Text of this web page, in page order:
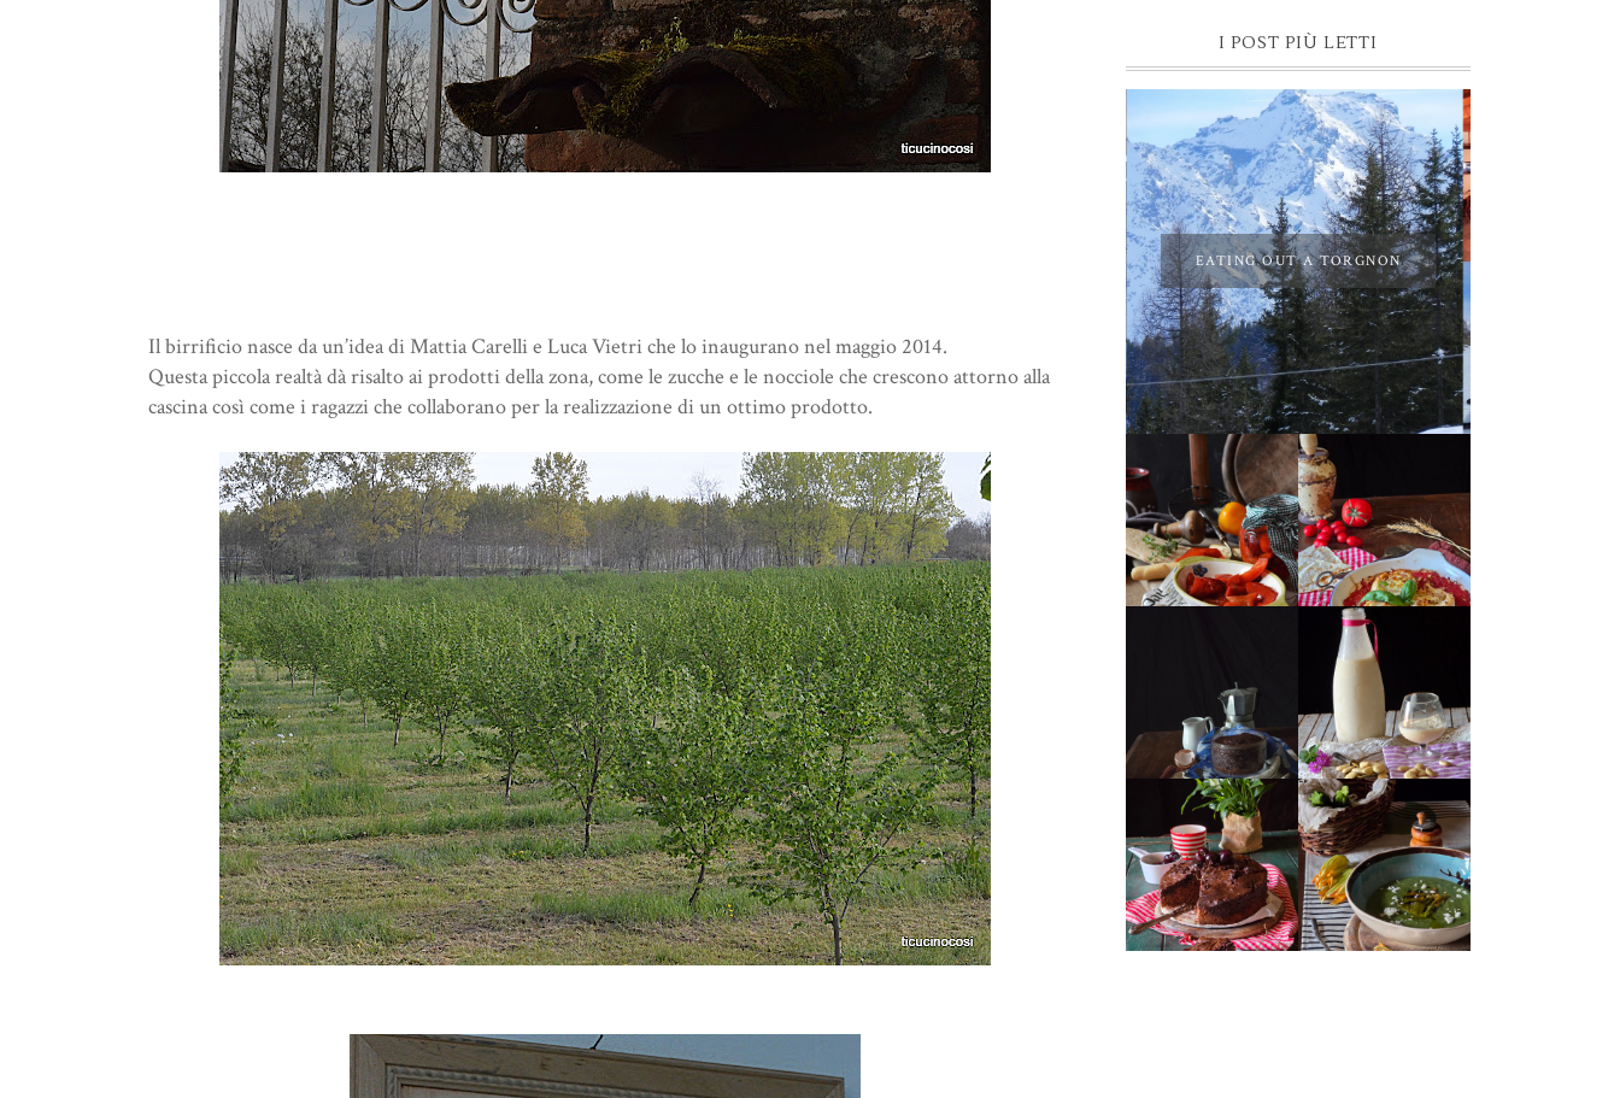
Il birrificio nasce da un’idea di Mattia Carelli e Luca Vietri che lo inaugurano nel maggio 2014.
Questa piccola realtà dà risalto ai prodotti della zona, come le zucche e le nocciole che crescono attorno alla
cascina così come i ragazzi che collaborano per la realizzazione di un ottimo prodotto.
I POST PIÙ LETTI
EATING OUT A TORGNON
PEPERONI ALLA
PIEMONTESE
GIRANDOLE DI
RICOTTA
MUG CAKE AL
CIOCCOLATO
MANDORLITO
TORTA DOPPIO
CIOCCOLATO E
CILIEGIE
CREMA ESTIVA
DI ZUCCHINE
CON FIORI E
FETA